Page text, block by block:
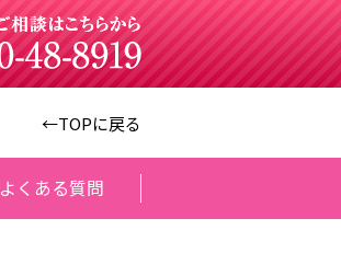
←TOPに戻る
よくある質問